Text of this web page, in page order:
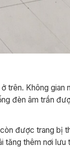
trên. Không
đèn âm trần
được trang bị
tăng thêm nơi